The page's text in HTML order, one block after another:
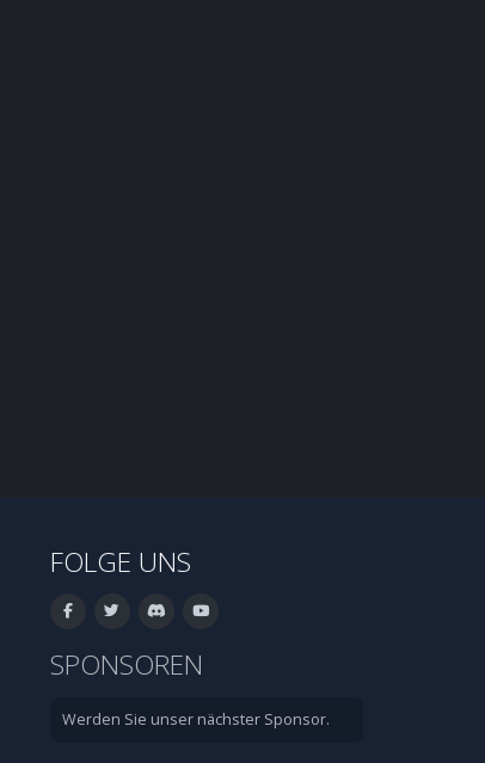
FOLGE UNS
SPONSOREN
Werden Sie unser nächster Sponsor.